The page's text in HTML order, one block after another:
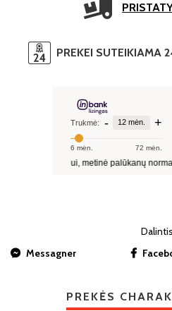
PREKEI SUTEIKIAMA
Messagner
PREKĖS